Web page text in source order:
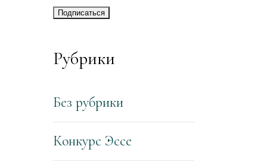
Рубрики
Без рубрики
Конкурс Эссе